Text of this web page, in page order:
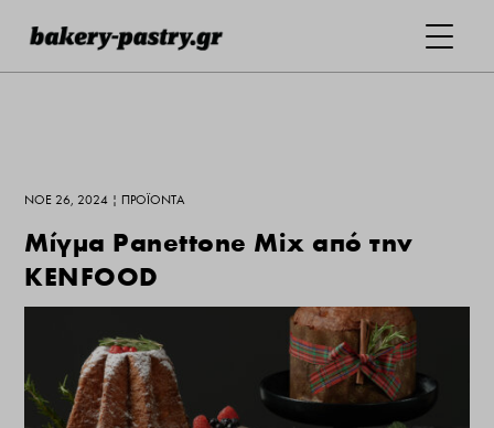
ΝΟΈ 26, 2024 |ΠΡΟΪΌΝΤΑ
Μίγμα Panettone Mix από την
KENFOOD